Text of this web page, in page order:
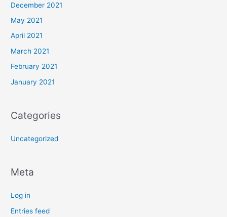
December 2021
May 2021
April 2021
March 2021
February 2021
January 2021
Categories
Uncategorized
Meta
Log in
Entries feed